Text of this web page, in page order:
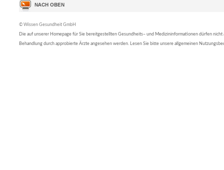
© Wissen Gesundheit GmbH
Die auf unserer Homepage für Sie bereitgestellten Gesundheits– und Medizininformationen dürfen nicht
Behandlung durch approbierte Ärzte angesehen werden. Lesen Sie bitte unsere allgemeinen